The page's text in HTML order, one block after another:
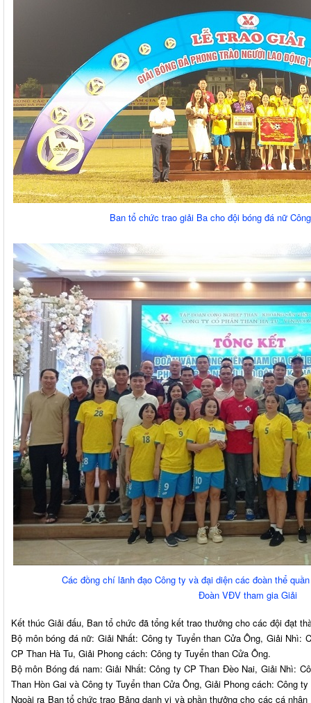
Ban tổ chức trao giải Ba cho đội bóng đá nữ
Các đồng chí lãnh đạo Công ty và đại diện các đoàn thể
Đoàn VĐV tham gia Giải
Kết thúc Giải đấu, Ban tổ chức đã tổng kết trao thưởng cho các đội đạt
Bộ môn bóng đá nữ: Giải Nhất: Công ty Tuyển than Cửa Ông, Giải Nhì:
CP Than Hà Tu, Giải Phong cách: Công ty Tuyển than Cửa Ông.
Bộ môn Bóng đá nam: Giải Nhất: Công ty CP Than Đèo Nai, Giải Nhì:
Than Hòn Gai và Công ty Tuyển than Cửa Ông, Giải Phong cách: Công
Ngoài ra Ban tổ chức trao Bảng danh vị và phần thưởng cho các cá